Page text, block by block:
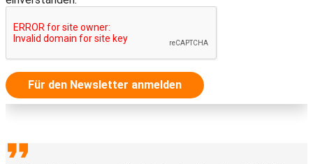
Für den Newsletter anmelden